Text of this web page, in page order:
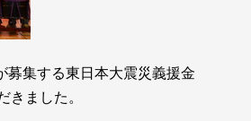
募集する東日本大震災義援金
きました。